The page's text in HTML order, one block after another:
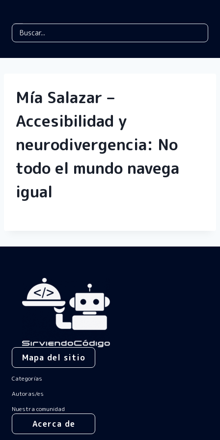
Mía Salazar –
Accesibilidad y
neurodivergencia: No
todo el mundo navega
igual
Mapa del sitio
Categorías
Autoras/es
Nuestra comunidad
Acerca de